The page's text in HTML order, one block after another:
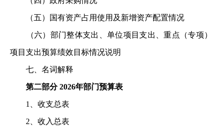
（五）国有资产占用使用及新增资产配置情况
（六）部门整体支出、单位项目支出、重点（专项）
项 目支出预算绩效目标情况说明
七、名词解释
第二部分 2026年部门预算表
1、收支总表
2、收入总表